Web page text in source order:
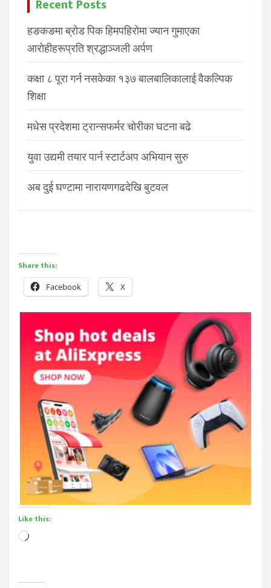
Recent Posts
हङकङमा ब्रोड पिक हिमपहिरोमा ज्यान गुमाएका
आरोहीहरूप्रति श्रद्धाञ्जली अर्पण
कक्षा ८ पूरा गर्न नसकेका १३७ बालबालिकालाई वैकल्पिक
शिक्षा
मधेस प्रदेशमा ट्रान्सफर्मर चोरीका घटना बढे
युवा उद्यमी तयार पार्न स्टार्टअप अभियान सुरु
अब दुई घण्टामा नारायणगढदेखि बुटवल
Share this:
Facebook X
Like this:
Loading…